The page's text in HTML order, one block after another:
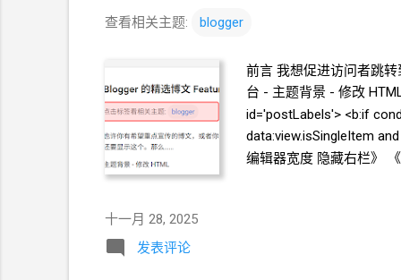
查看相关主题: blogger
前言 我想促进访问者跳
台 - 主题背景 - 修改
id='postLabels'> <b:if
data:view.isSingleItem
编辑器宽度 隐藏右栏》
十一月 28, 2025
发表评论